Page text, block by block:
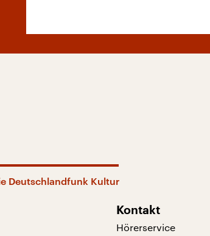
Deutschlandfunk Kultur
Kontakt
Hörerservice